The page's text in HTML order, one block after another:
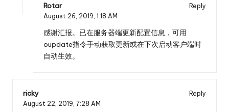
Rotar
Reply
August 26, 2019, 1:18 AM
感谢汇报。已在服务器端更新配置信息，可用
oupdate指令手动获取更新或在下次启动客户端时
自动生效。
ricky
Reply
August 22, 2019, 7:28 AM